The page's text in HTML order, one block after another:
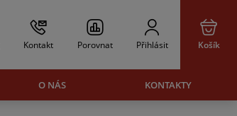
Kontakt Porovnat Přihlásit Košík
O NÁS KONTAKTY